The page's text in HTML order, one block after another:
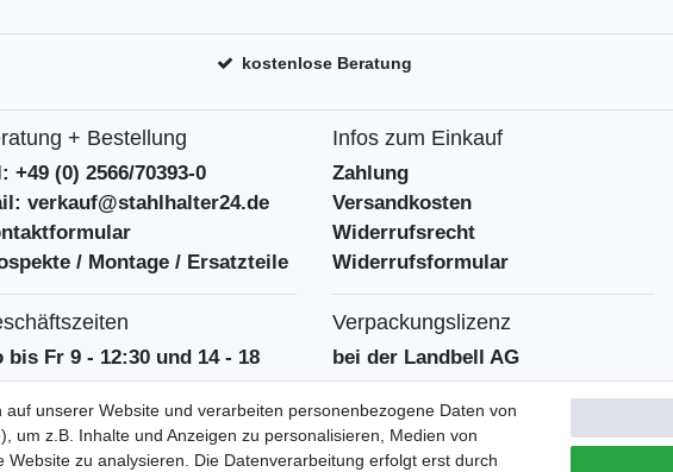
kostenlose Beratung
+ Bestellung
+49 (0) 2566/70393-0
verkauf@stahlhalter24.de
/ Montage / Ersatzteile
bis Fr 9 - 12:30 und 14 - 18
Infos zum Einkauf
Zahlung
Versandkosten
Widerrufsrecht
Widerrufsformular
Verpackungslizenz
bei der Landbell AG
unserer Website und verarbeiten personenbezogene Daten von
um z.B. Inhalte und Anzeigen zu personalisieren, Medien von
zu analysieren. Die Datenverarbeitung erfolgt erst durch